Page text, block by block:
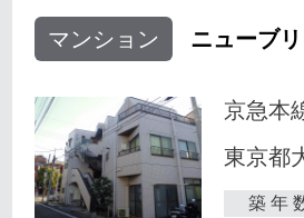
マンション ニューブ
京急本
東京都
築 年